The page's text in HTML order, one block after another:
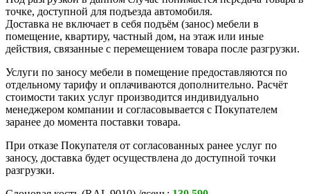
точке, доступной для подъезда автомобиля.
Доставка не включает в себя подъём (занос) мебели в
помещение, квартиру, частный дом, на этаж или иные
действия, связанные с перемещением товара после разгрузки.
Услуги по заносу мебели в помещение предоставляются по
отдельному тарифу и оплачиваются дополнительно. Расчёт
стоимости таких услуг производится индивидуально
менеджером компании и согласовывается с Покупателем
заранее до момента поставки товара.
При отказе Покупателя от согласованных ранее услуг по
заносу, доставка будет осуществлена до доступной точки
разгрузки.